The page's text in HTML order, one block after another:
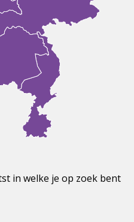
in welke je op zoek bent